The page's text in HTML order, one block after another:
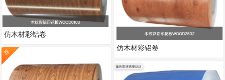
仿木材彩铝卷
荐
仿木材彩铝卷